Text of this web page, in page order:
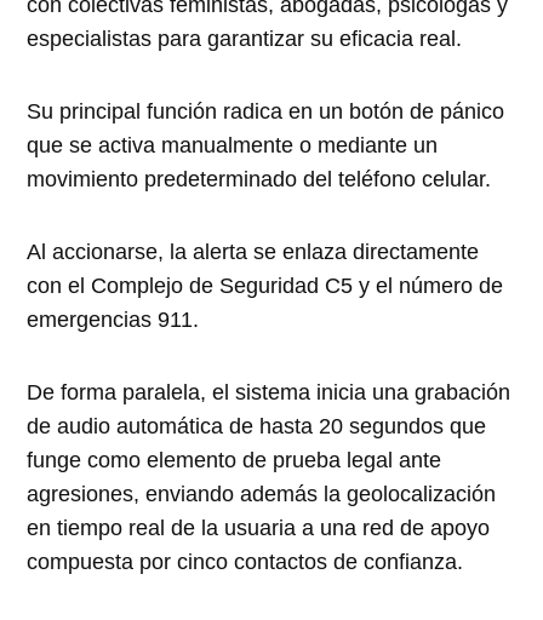
especialistas para garantizar su eficacia real.
Su principal función radica en un botón de pánico
que se activa manualmente o mediante un
movimiento predeterminado del teléfono celular.
Al accionarse, la alerta se enlaza directamente
con el Complejo de Seguridad C5 y el número de
emergencias 911.
De forma paralela, el sistema inicia una grabación
de audio automática de hasta 20 segundos que
funge como elemento de prueba legal ante
agresiones, enviando además la geolocalización
en tiempo real de la usuaria a una red de apoyo
compuesta por cinco contactos de confianza.